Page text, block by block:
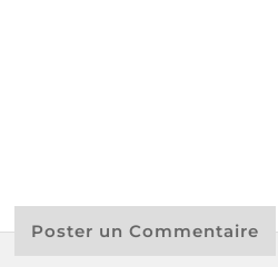
Poster un Commentaire